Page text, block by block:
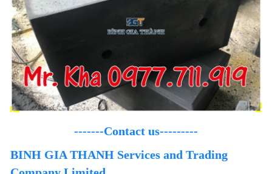
-------Contact us---------
BINH GIA THANH Services and Trading